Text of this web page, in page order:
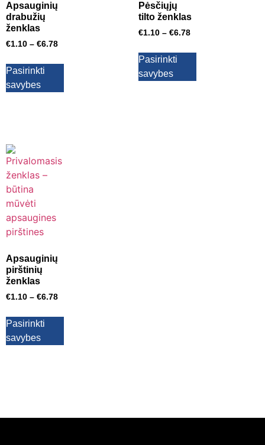
Apsauginių
drabužių
ženklas
€1.10 – €6.78
Pasirinkti
savybes
Pėsčiųjų
tilto ženklas
€1.10 – €6.78
Pasirinkti
savybes
Apsauginių
pirštinių
ženklas
€1.10 – €6.78
Pasirinkti
savybes